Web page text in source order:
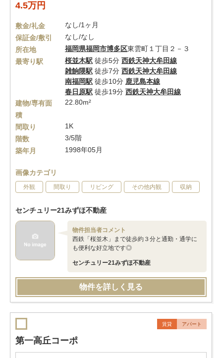
4.5万円
敷金/礼金
なし/1ヶ月
保証金/敷引
なし/なし
所在地
福岡県福岡市博多区東雲町１丁目２－３
最寄り駅
桜並木駅 徒歩5分 西鉄天神大牟田線
雑餉隈駅 徒歩7分 西鉄天神大牟田線
南福岡駅 徒歩10分 鹿児島本線
春日原駅 徒歩19分 西鉄天神大牟田線
建物/専有面
積
22.80m²
間取り
1K
階数
3/5階
築年月
1998年05月
画像カテゴリ
外観 間取り リビング その他内観 収納
センチュリー21みずほ不動産
物件担当者コメント
西鉄「桜並木」まで徒歩約３分と通勤・通学に
も便利な好立地です◎
センチュリー21みずほ不動産
物件を詳しく見る
賃貸 アパート
第一高丘コーポ